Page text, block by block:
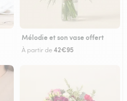
Mélodie et son vase offert
À partir de42€95